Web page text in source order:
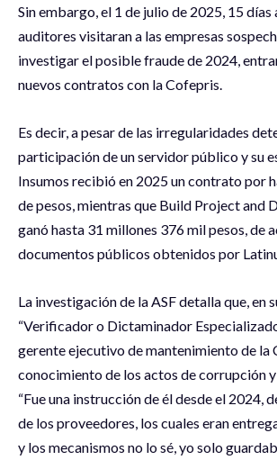
Sin embargo, el 1 de julio de 2025, 15 días
auditores visitaran a las empresas
investigar el posible fraude de 2024,
nuevos contratos con la Cofepris.
Es decir, a pesar de las irregularidades
participación de un servidor público y su
Insumos recibió en 2025 un contrato por
de pesos, mientras que Build Project and
ganó hasta 31 millones 376 mil pesos, de
documentos públicos obtenidos por
La investigación de la ASF detalla que, en
“Verificador o Dictaminador
gerente ejecutivo de mantenimiento de la
conocimiento de los actos de corrupción
“Fue una instrucción de él desde el 2024,
de los proveedores, los cuales eran
y los mecanismos no lo sé, yo solo